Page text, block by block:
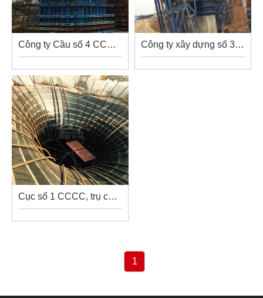
Công ty Cầu số 4 CCCC, … Công ty xây dựng số 3, …
Cục số 1 CCCC, trụ cầ…
1